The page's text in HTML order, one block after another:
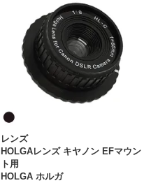
レンズ
HOLGAレンズ キヤノン EFマウン
ト用
HOLGA ホルガ